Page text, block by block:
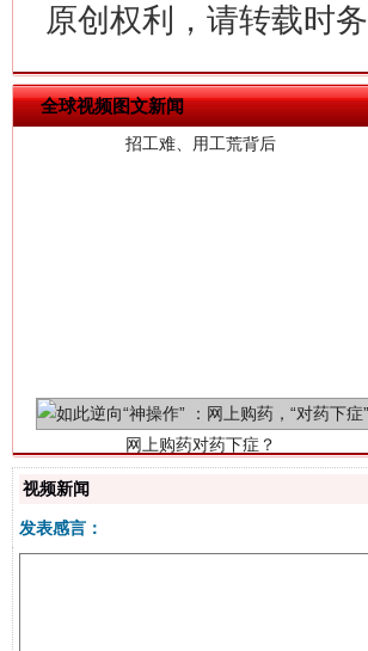
原创权利，请转载时
全球视频图文新闻
视频新闻
发表感言：